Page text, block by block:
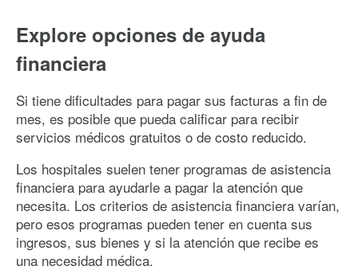
Explore opciones de ayuda
financiera
Si tiene dificultades para pagar sus facturas a fin de
mes, es posible que pueda calificar para recibir
servicios médicos gratuitos o de costo reducido.
Los hospitales suelen tener programas de asistencia
financiera para ayudarle a pagar la atención que
necesita. Los criterios de asistencia financiera varían,
pero esos programas pueden tener en cuenta sus
ingresos, sus bienes y si la atención que recibe es
una necesidad médica.